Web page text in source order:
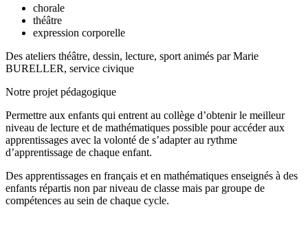
chorale
théâtre
expression corporelle
Des ateliers théâtre, dessin, lecture, sport animés par Marie
BURELLER, service civique
Notre projet pédagogique
Permettre aux enfants qui entrent au collège d’obtenir le meilleur
niveau de lecture et de mathématiques possible pour accéder aux
apprentissages avec la volonté de s’adapter au rythme
d’apprentissage de chaque enfant.
Des apprentissages en français et en mathématiques enseignés à des
enfants répartis non par niveau de classe mais par groupe de
compétences au sein de chaque cycle.